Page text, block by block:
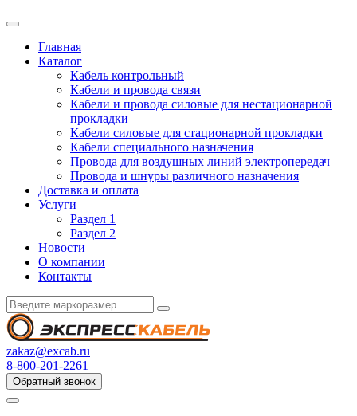
Главная
Каталог
Кабель контрольный
Кабели и провода связи
Кабели и провода силовые для нестационарной
прокладки
Кабели силовые для стационарной прокладки
Кабели специального назначения
Провода для воздушных линий электропередач
Провода и шнуры различного назначения
Доставка и оплата
Услуги
Раздел 1
Раздел 2
Новости
О компании
Контакты
zakaz@excab.ru
8-800-201-2261
Обратный звонок